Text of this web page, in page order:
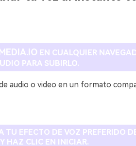
MEDIA.IO EN CUALQUIER
PARA SUBIRLO.
audio o video en un formato
TU EFECTO DE VOZ PREFERIDO
HAZ CLIC EN INICIAR.